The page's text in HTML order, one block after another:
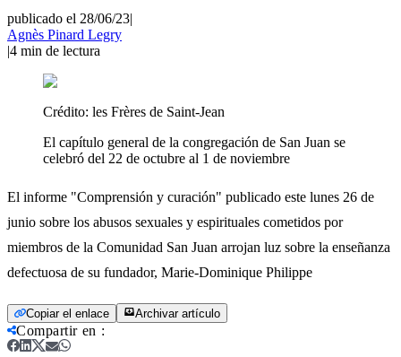
publicado el 28/06/23|
Agnès Pinard Legry
|4 min de lectura
Crédito: les Frères de Saint-Jean
El capítulo general de la congregación de San Juan se
celebró del 22 de octubre al 1 de noviembre
El informe "Comprensión y curación" publicado este lunes 26 de
junio sobre los abusos sexuales y espirituales cometidos por
miembros de la Comunidad San Juan arrojan luz sobre la enseñanza
defectuosa de su fundador, Marie-Dominique Philippe
Copiar el enlace Archivar artículo
Compartir en :